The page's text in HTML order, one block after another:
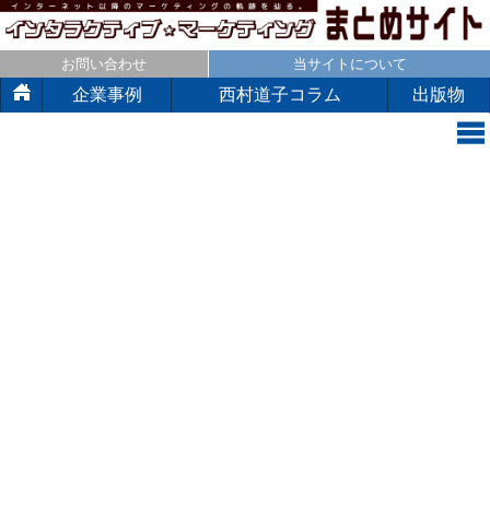
お問い合わせ 当サイトについて
企業事例 西村道子コラム 出版物